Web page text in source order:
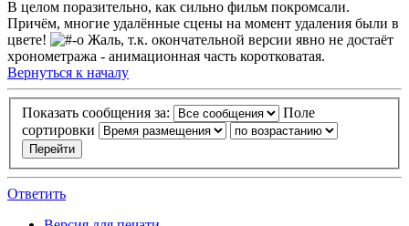
В целом поразительно, как сильно фильм покромсали.
Причём, многие удалённые сцены на момент удаления были в
цвете!
Жаль, т.к. окончательной версии явно не достаёт
хронометража - анимационная часть коротковатая.
Вернуться к началу
Показать сообщения за:
Поле
сортировки
Ответить